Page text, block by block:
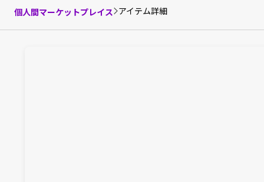
個人間マーケットプレイス アイテム詳細